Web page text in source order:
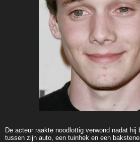
De acteur raakte noodlottig verwond nadat hij
tussen zijn auto, een tuinhek en een